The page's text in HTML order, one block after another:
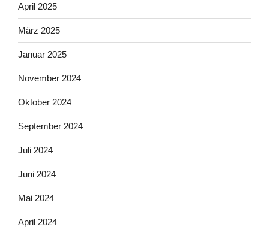
April 2025
März 2025
Januar 2025
November 2024
Oktober 2024
September 2024
Juli 2024
Juni 2024
Mai 2024
April 2024